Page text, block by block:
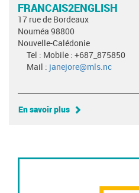
FRANCAIS2ENGLISH
17 rue de Bordeaux
Nouméa 98800
Nouvelle-Calédonie
Tel : Mobile : +687_875850
Mail : janejore@mls.nc
En savoir plus